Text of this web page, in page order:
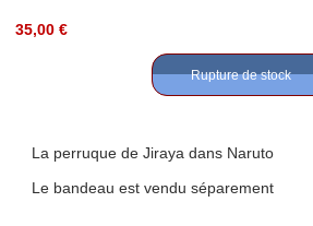
35,00 €
Rupture de stock
La perruque de Jiraya dans Naruto
Le bandeau est vendu séparement